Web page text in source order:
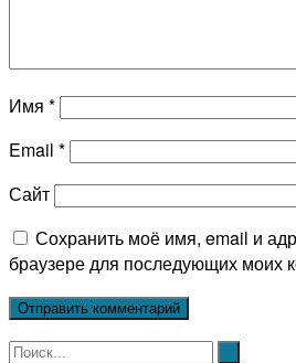
Имя *
Email *
Сайт
Сохранить моё имя, email и
браузере для последующих моих